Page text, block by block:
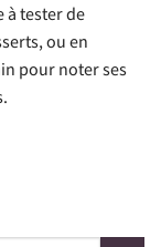
à tester de
ou en
pour noter ses